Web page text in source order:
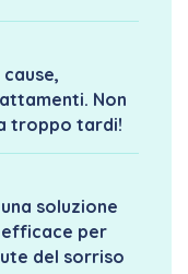
Non
troppo tardi!
soluzione
per
del sorriso